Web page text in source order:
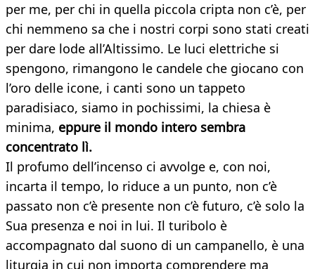
per me, per chi in quella piccola cripta non c’è, per
chi nemmeno sa che i nostri corpi sono stati creati
per dare lode all’Altissimo. Le luci elettriche si
spengono, rimangono le candele che giocano con
l’oro delle icone, i canti sono un tappeto
paradisiaco, siamo in pochissimi, la chiesa è
minima, eppure il mondo intero sembra
concentrato lì.
Il profumo dell’incenso ci avvolge e, con noi,
incarta il tempo, lo riduce a un punto, non c’è
passato non c’è presente non c’è futuro, c’è solo la
Sua presenza e noi in lui. Il turibolo è
accompagnato dal suono di un campanello, è una
liturgia in cui non importa comprendere ma